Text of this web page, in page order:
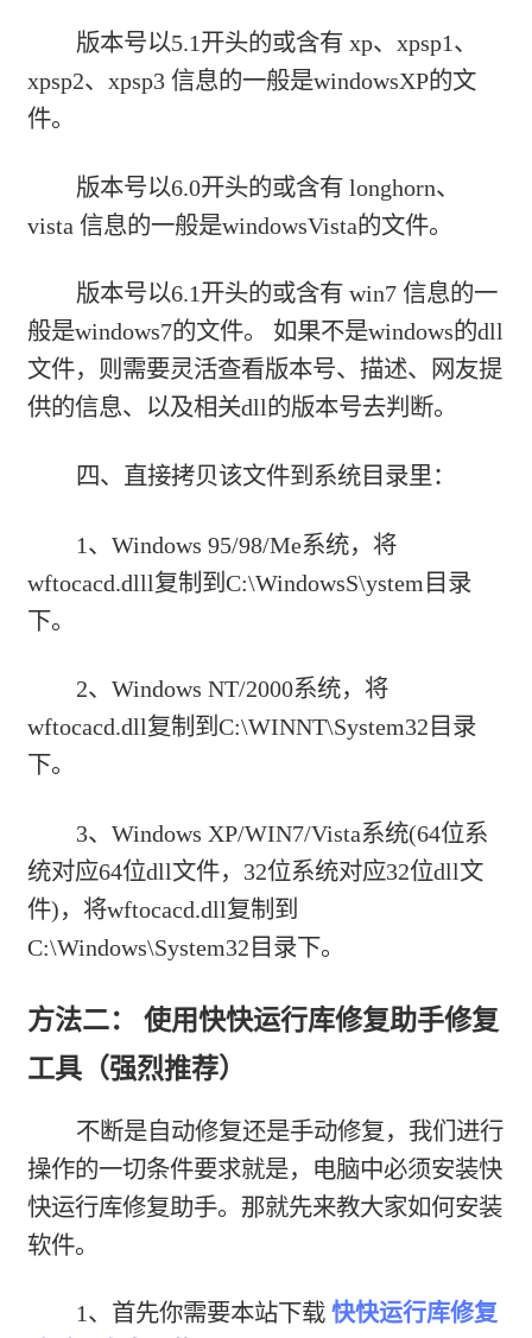
版本号以5.1开头的或含有 xp、xpsp1、
xpsp2、xpsp3 信息的一般是windowsXP的文
件。
版本号以6.0开头的或含有 longhorn、
vista 信息的一般是windowsVista的文件。
版本号以6.1开头的或含有 win7 信息的一
般是windows7的文件。 如果不是windows的dll
文件，则需要灵活查看版本号、描述、网友提
供的信息、以及相关dll的版本号去判断。
四、直接拷贝该文件到系统目录里：
1、Windows 95/98/Me系统，将
wftocacd.dlll复制到C:\WindowsS\ystem目录
下。
2、Windows NT/2000系统，将
wftocacd.dll复制到C:\WINNT\System32目录
下。
3、Windows XP/WIN7/Vista系统(64位系
统对应64位dll文件，32位系统对应32位dll文
件)，将wftocacd.dll复制到
C:\Windows\System32目录下。
方法二： 使用快快运行库修复助手修复
工具（强烈推荐）
不断是自动修复还是手动修复，我们进行
操作的一切条件要求就是，电脑中必须安装快
快运行库修复助手。那就先来教大家如何安装
软件。
1、首先你需要本站下载 快快运行库修复